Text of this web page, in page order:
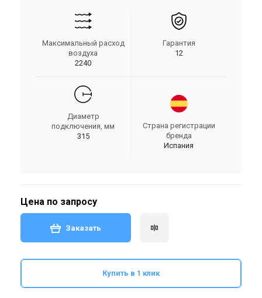
Максимальный расход
воздуха
2240
Гарантия
12
Диаметр
подключения, мм
315
Страна регистрации
бренда
Испания
Цена по запросу
Заказать
Купить в 1 клик